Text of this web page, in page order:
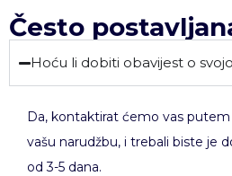
Često
Hoću li dobiti obavijest o
Da, kontaktirat ćemo vas
vašu narudžbu, i trebali biste je
od 3-5 dana.